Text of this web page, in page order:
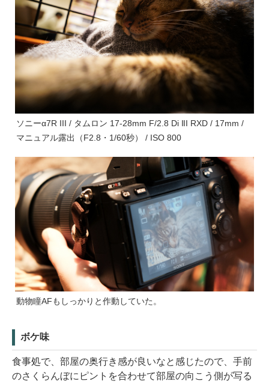
ソニーα7R III / タムロン 17-28mm F/2.8 Di III RXD / 17mm /
マニュアル露出（F2.8・1/60秒） / ISO 800
動物瞳AFもしっかりと作動していた。
ボケ味
食事処で、部屋の奥行き感が良いなと感じたので、手前
のさくらんぼにピントを合わせて部屋の向こう側が写る